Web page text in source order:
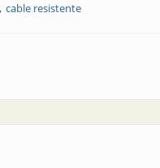
cable resistente